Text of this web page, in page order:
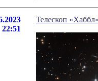
22:51
Телескоп